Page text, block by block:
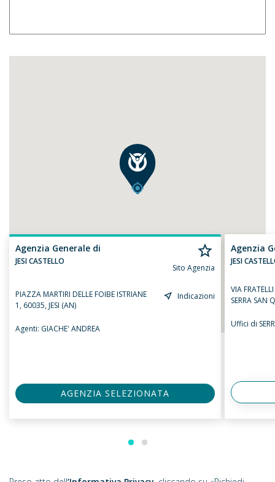
Agenzia Generale di
JESI CASTELLO
Sito Agenzia
PIAZZA MARTIRI DELLE FOIBE ISTRIANE
1, 60035, JESI (AN)
Indicazioni
Agenti: GIACHE' ANDREA
AGENZIA SELEZIONATA
Agenzia
JESI
VIA
SERRA SAN
Uffici di